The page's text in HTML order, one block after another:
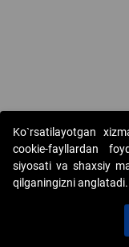
Copyright © 2017-
AJ. Barcha huquqlar
Ko`rsatilayotgan
cookie-fayllardan
siyosati va shaxsiy
qilganingizni anglatadi.